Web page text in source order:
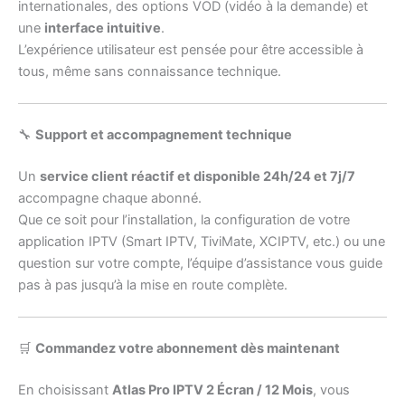
internationales, des options VOD (vidéo à la demande) et
une interface intuitive.
L’expérience utilisateur est pensée pour être accessible à
tous, même sans connaissance technique.
🔧 Support et accompagnement technique
Un service client réactif et disponible 24h/24 et 7j/7
accompagne chaque abonné.
Que ce soit pour l’installation, la configuration de votre
application IPTV (Smart IPTV, TiviMate, XCIPTV, etc.) ou une
question sur votre compte, l’équipe d’assistance vous guide
pas à pas jusqu’à la mise en route complète.
🛒 Commandez votre abonnement dès maintenant
En choisissant Atlas Pro IPTV 2 Écran / 12 Mois, vous